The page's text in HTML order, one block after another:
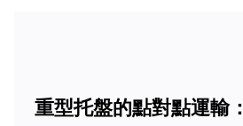
重型托盤的點對點運輸：